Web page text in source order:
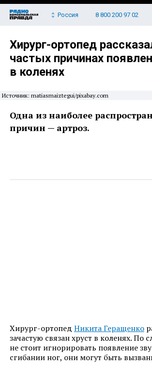
Россия 8 800 200 97 02
Хирург-ортопед
частых причинах
в коленях
Источник: matiasmaiztegui/pixabay.com
Одна из наиболее
причин — артроз.
Хирург-ортопед Никита Геращенко
зачастую связан хруст в коленях. По
не стоит игнорировать появление
сгибании ног, они могут быть